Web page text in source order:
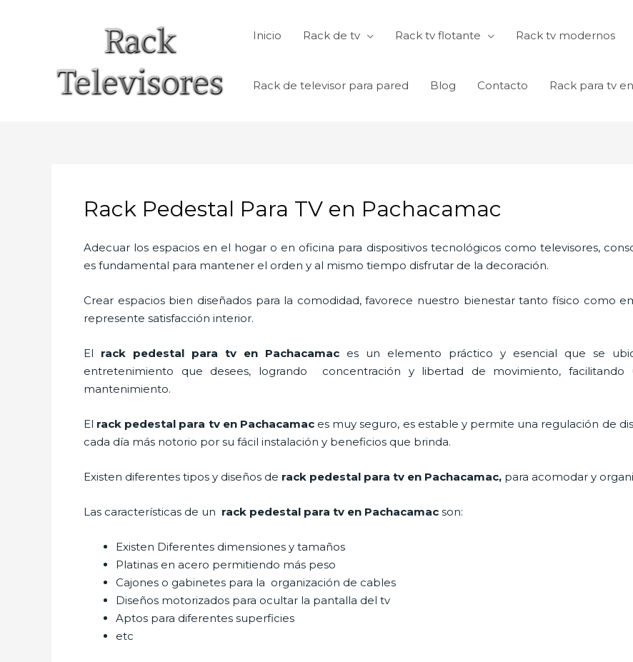
Inicio Rack de tv Rack tv flotante Rack tv modernos
Rack de televisor para pared Blog Contacto Rack para tv
Rack Pedestal Para TV en Pachacamac
Adecuar los espacios en el hogar o en oficina para dispositivos tecnológicos como televisores,
es fundamental para mantener el orden y al mismo tiempo disfrutar de la decoración.
Crear espacios bien diseñados para la comodidad, favorece nuestro bienestar tanto físico como
represente satisfacción interior.
El rack pedestal para tv en Pachacamac es un elemento práctico y esencial
que se
entretenimiento que desees, logrando concentración y libertad de movimiento,
mantenimiento.
El rack pedestal para tven Pachacamac es muy seguro, es estable y permite una regulación de
cada día más notorio por su fácil instalación y beneficios que brinda.
Existen diferentes tipos y diseños de rack pedestal para tv en Pachacamac, para acomodar y
Las características de un rack pedestal para tv en Pachacamac son:
Existen Diferentes dimensiones y tamaños
Platinas en acero permitiendo más peso
Cajones o gabinetes para la organización de cables
Diseños motorizados para ocultar la pantalla del tv
Aptos para diferentes superficies
etc